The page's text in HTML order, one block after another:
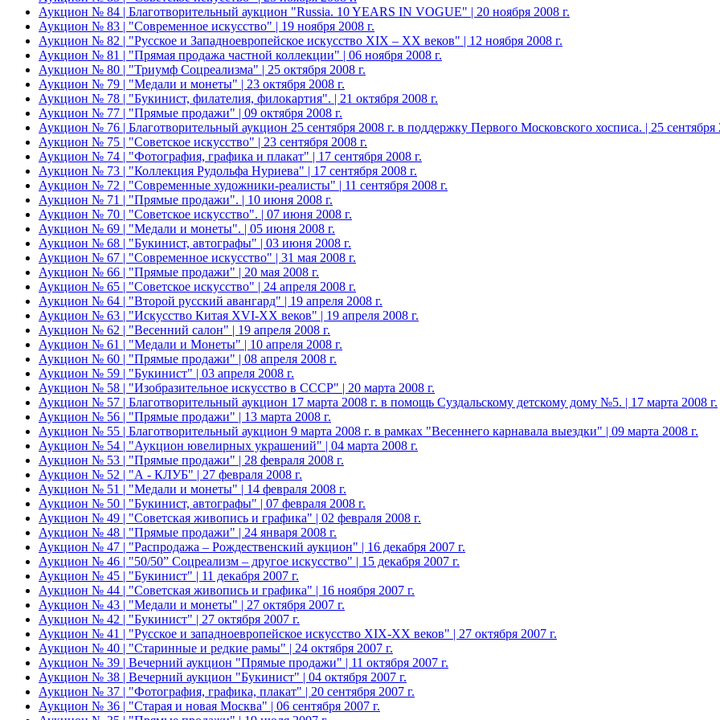
Аукцион № 84 | Благотворительный аукцион "Russia. 10 YEARS IN VOGUE" | 20 ноября 2008 г.
Аукцион № 83 | "Современное искусство" | 19 ноября 2008 г.
Аукцион № 82 | "Русское и Западноевропейское искусство XIX – ХХ веков" | 12 ноября 2008 г.
Аукцион № 81 | "Прямая продажа частной коллекции" | 06 ноября 2008 г.
Аукцион № 80 | "Триумф Соцреализма" | 25 октября 2008 г.
Аукцион № 79 | "Медали и монеты" | 23 октября 2008 г.
Аукцион № 78 | "Букинист, филателия, филокартия". | 21 октября 2008 г.
Аукцион № 77 | "Прямые продажи" | 09 октября 2008 г.
Аукцион № 76 | Благотворительный аукцион 25 сентября 2008 г. в поддержку Первого Московского хосписа. | 25 сентября
Аукцион № 75 | "Советское искусство" | 23 сентября 2008 г.
Аукцион № 74 | "Фотография, графика и плакат" | 17 сентября 2008 г.
Аукцион № 73 | "Коллекция Рудольфа Нуриева" | 17 сентября 2008 г.
Аукцион № 72 | "Современные художники-реалисты" | 11 сентября 2008 г.
Аукцион № 71 | "Прямые продажи". | 10 июня 2008 г.
Аукцион № 70 | "Советское искусство". | 07 июня 2008 г.
Аукцион № 69 | "Медали и монеты". | 05 июня 2008 г.
Аукцион № 68 | "Букинист, автографы" | 03 июня 2008 г.
Аукцион № 67 | "Современное искусство" | 31 мая 2008 г.
Аукцион № 66 | "Прямые продажи" | 20 мая 2008 г.
Аукцион № 65 | "Советское искусство" | 24 апреля 2008 г.
Аукцион № 64 | "Второй русский авангард" | 19 апреля 2008 г.
Аукцион № 63 | "Искусство Китая XVI-XX веков" | 19 апреля 2008 г.
Аукцион № 62 | "Весенний салон" | 19 апреля 2008 г.
Аукцион № 61 | "Медали и Монеты" | 10 апреля 2008 г.
Аукцион № 60 | "Прямые продажи" | 08 апреля 2008 г.
Аукцион № 59 | "Букинист" | 03 апреля 2008 г.
Аукцион № 58 | "Изобразительное искусство в СССР" | 20 марта 2008 г.
Аукцион № 57 | Благотворительный аукцион 17 марта 2008 г. в помощь Суздальскому детскому дому №5. | 17 марта 2008 г.
Аукцион № 56 | "Прямые продажи" | 13 марта 2008 г.
Аукцион № 55 | Благотворительный аукцион 9 марта 2008 г. в рамках "Весеннего карнавала выездки" | 09 марта 2008 г.
Аукцион № 54 | "Аукцион ювелирных украшений" | 04 марта 2008 г.
Аукцион № 53 | "Прямые продажи" | 28 февраля 2008 г.
Аукцион № 52 | "А - КЛУБ" | 27 февраля 2008 г.
Аукцион № 51 | "Медали и монеты" | 14 февраля 2008 г.
Аукцион № 50 | "Букинист, автографы" | 07 февраля 2008 г.
Аукцион № 49 | "Советская живопись и графика" | 02 февраля 2008 г.
Аукцион № 48 | "Прямые продажи" | 24 января 2008 г.
Аукцион № 47 | "Распродажа – Рождественский аукцион" | 16 декабря 2007 г.
Аукцион № 46 | "50/50” Соцреализм – другое искусство" | 15 декабря 2007 г.
Аукцион № 45 | "Букинист" | 11 декабря 2007 г.
Аукцион № 44 | "Советская живопись и графика" | 16 ноября 2007 г.
Аукцион № 43 | "Медали и монеты" | 27 октября 2007 г.
Аукцион № 42 | "Букинист" | 27 октября 2007 г.
Аукцион № 41 | "Русское и западноевропейское искусство XIX-XX веков" | 27 октября 2007 г.
Аукцион № 40 | "Старинные и редкие рамы" | 24 октября 2007 г.
Аукцион № 39 | Вечерний аукцион "Прямые продажи" | 11 октября 2007 г.
Аукцион № 38 | Вечерний аукцион "Букинист" | 04 октября 2007 г.
Аукцион № 37 | "Фотография, графика, плакат" | 20 сентября 2007 г.
Аукцион № 36 | "Старая и новая Москва" | 06 сентября 2007 г.